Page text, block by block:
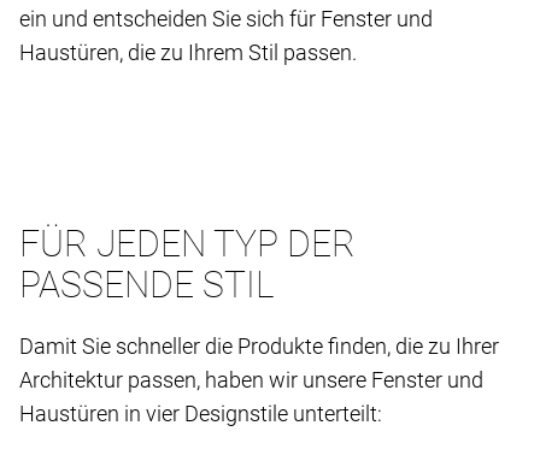
ein und entscheiden Sie sich für Fenster und
Haustüren, die zu Ihrem Stil passen.
FÜR JEDEN TYP DER
PASSENDE STIL
Damit Sie schneller die Produkte finden, die zu Ihrer
Architektur passen, haben wir unsere Fenster und
Haustüren in vier Designstile unterteilt: